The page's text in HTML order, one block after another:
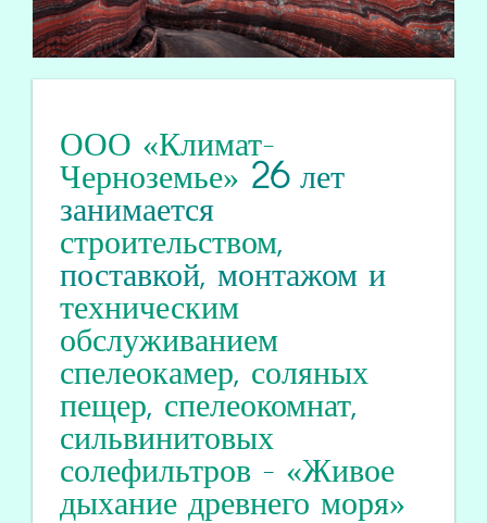
ООО «Климат-
Черноземье» 26лет
занимается
строительством,
поставкой, монтажом и
техническим
обслуживанием
спелеокамер, соляных
пещер, спелеокомнат,
сильвинитовых
солефильтров - «Живое
дыхание древнего моря»